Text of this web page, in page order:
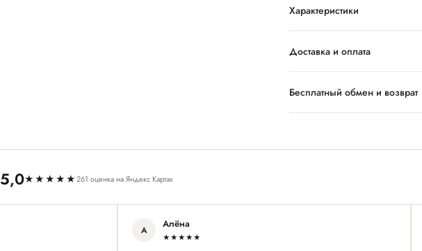
Характеристики
Доставка и оплата
Бесплатный обмен и возврат
5,0★★★★★261 оценка на Яндекс Картах
А Алёна
★★★★★